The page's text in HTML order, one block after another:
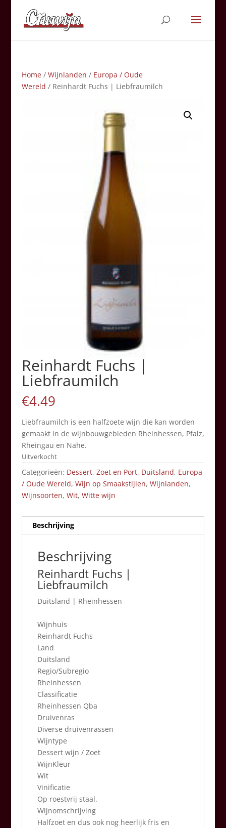
Home/ Wijnlanden / Europa / Oude
Wereld / Reinhardt Fuchs | Liebfraumilch
Reinhardt Fuchs |
Liebfraumilch
€4.49
Liebfraumilch is een halfzoete wijn die kan worden
gemaakt in de wijnbouwgebieden Rheinhessen, Pfalz,
Rheingau en Nahe.
Uitverkocht
Categorieën: Dessert, Zoet en Port, Duitsland, Europa
/ Oude Wereld, Wijn op Smaakstijlen, Wijnlanden,
Wijnsoorten, Wit, Witte wijn
Beschrijving
Beschrijving
Reinhardt Fuchs |
Liebfraumilch
Duitsland | Rheinhessen
Wijnhuis
Reinhardt Fuchs
Land
Duitsland
Regio/Subregio
Rheinhessen
Classificatie
Rheinhessen Qba
Druivenras
Diverse druivenrassen
Wijntype
Dessert wijn / Zoet
WijnKleur
Wit
Vinificatie
Op roestvrij staal.
Wijnomschrijving
Halfzoet en dus ook nog heerlijk fris en